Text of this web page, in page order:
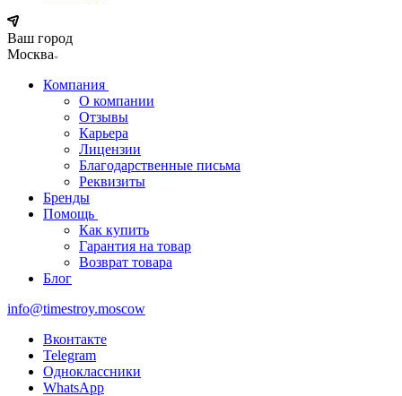
Ваш город
Москва
Компания
О компании
Отзывы
Карьера
Лицензии
Благодарственные письма
Реквизиты
Бренды
Помощь
Как купить
Гарантия на товар
Возврат товара
Блог
info@timestroy.moscow
Вконтакте
Telegram
Одноклассники
WhatsApp